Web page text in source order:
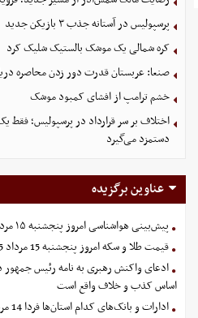
پرسپولیس در آستانه جذب ۳ بازیکن جدید
کره شمالی یک موشک بالستیک شلیک کرد
صنعا: عربستان قدرت دور زدن محاصره
خشم ترامپ از افشای کمبود موشک
اختلاف بر سر قرارداد در پرسپولیس؛ فقط
دستمزد می‌گیرد
عناوین برگزیده
پیش‌بینی هواشناسی امروز پنجشنبه ۱۵ مرداد ۱۴۰۵
قیمت طلا و سکه امروز پنجشنبه 15 مرداد 1405+ جدول
ادعای واکنش رهبری به نامه رئیس
اساس کذب و خلاف واقع است
ادارات و بانک‌های کدام استان‌ها فردا 14 مرداد تعطیل هستند؟